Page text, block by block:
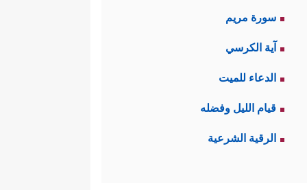
سورة مريم
آية الكرسي
الدعاء للميت
قيام الليل وفضله
الرقية الشرعية